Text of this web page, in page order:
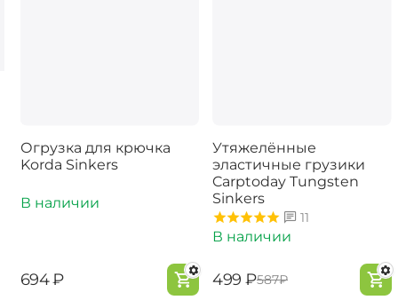
Огрузка для крючка
Korda Sinkers
В наличии
‍694‍₽
Утяжелённые
эластичные грузики
Carptoday Tungsten
Sinkers
11
В наличии
‍499‍ ₽‍587‍₽